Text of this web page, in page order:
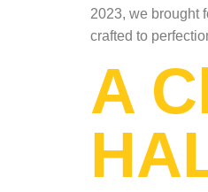
2023, we brought
crafted to
A